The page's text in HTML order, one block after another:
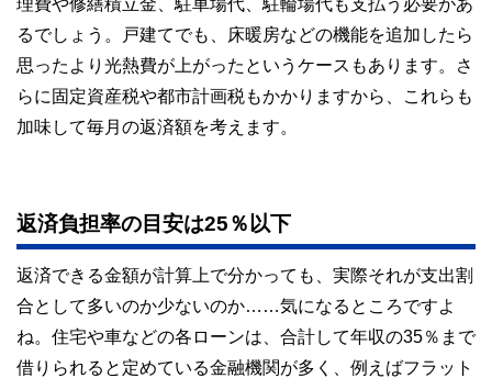
理費や修繕積立金、駐車場代、駐輪場代も支払う必要があ
るでしょう。戸建てでも、床暖房などの機能を追加したら
思ったより光熱費が上がったというケースもあります。さ
らに固定資産税や都市計画税もかかりますから、これらも
加味して毎月の返済額を考えます。
返済負担率の目安は25％以下
返済できる金額が計算上で分かっても、実際それが支出割
合として多いのか少ないのか……気になるところですよ
ね。住宅や車などの各ローンは、合計して年収の35％まで
借りられると定めている金融機関が多く、例えばフラット